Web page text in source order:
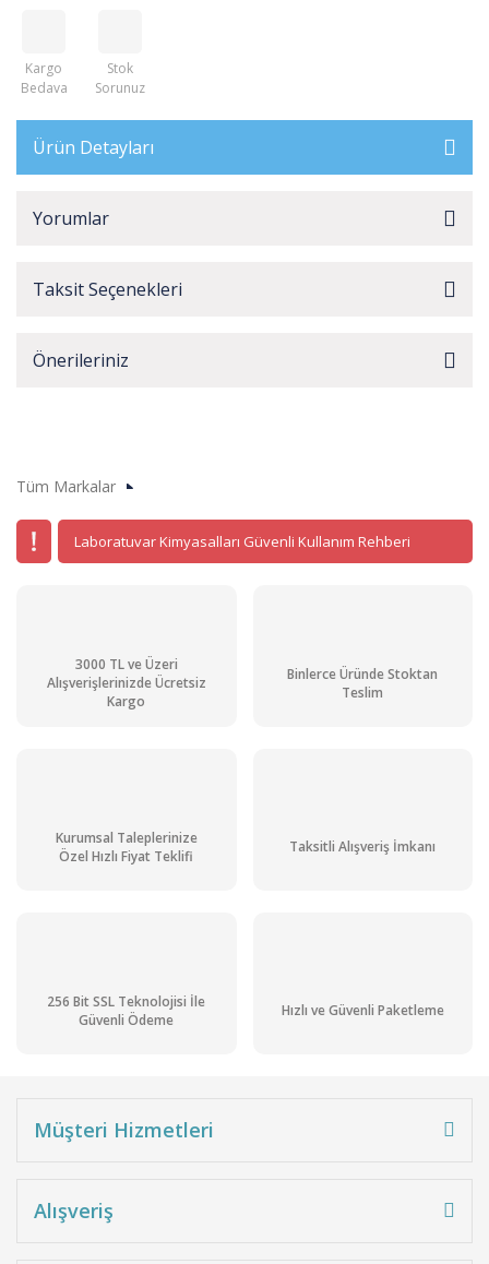
Kargo
Bedava
Stok
Sorunuz
Ürün Detayları
Yorumlar
Taksit Seçenekleri
Önerileriniz
Tüm Markalar
Laboratuvar Kimyasalları Güvenli Kullanım Rehberi
3000 TL ve Üzeri
Alışverişlerinizde Ücretsiz
Kargo
Binlerce Üründe Stoktan
Teslim
Kurumsal Taleplerinize
Özel Hızlı Fiyat Teklifi
Taksitli Alışveriş İmkanı
256 Bit SSL Teknolojisi İle
Güvenli Ödeme
Hızlı ve Güvenli Paketleme
Müşteri Hizmetleri
Alışveriş